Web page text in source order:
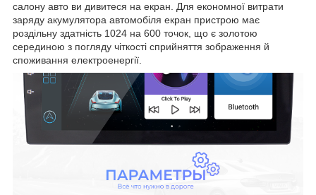
салону авто ви дивитеся на екран. Для економної витрати
заряду акумулятора автомобіля екран пристрою має
роздільну здатність 1024 на 600 точок, що є золотою
серединою з погляду чіткості сприйняття зображення й
споживання електроенергії.